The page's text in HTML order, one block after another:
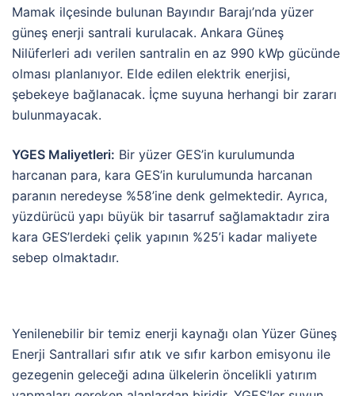
Mamak ilçesinde bulunan Bayındır Barajı’nda yüzer
güneş enerji santrali kurulacak. Ankara Güneş
Nilüferleri adı verilen santralin en az 990 kWp gücünde
olması planlanıyor. Elde edilen elektrik enerjisi,
şebekeye bağlanacak. İçme suyuna herhangi bir zararı
bulunmayacak.
YGES Maliyetleri: Bir yüzer GES’in kurulumunda
harcanan para, kara GES’in kurulumunda harcanan
paranın neredeyse %58’ine denk gelmektedir. Ayrıca,
yüzdürücü yapı büyük bir tasarruf sağlamaktadır zira
kara GES’lerdeki çelik yapının %25’i kadar maliyete
sebep olmaktadır.
Yenilenebilir bir temiz enerji kaynağı olan Yüzer Güneş
Enerji Santrallari sıfır atık ve sıfır karbon emisyonu ile
gezegenin geleceği adına ülkelerin öncelikli yatırım